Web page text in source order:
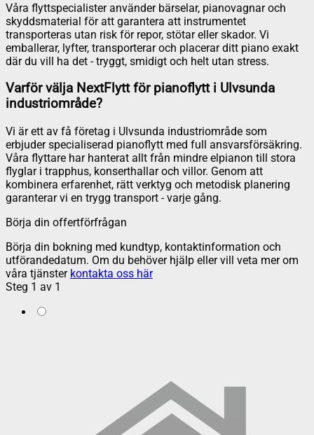
Våra flyttspecialister använder bärselar, pianovagnar och
skyddsmaterial för att garantera att instrumentet
transporteras utan risk för repor, stötar eller skador. Vi
emballerar, lyfter, transporterar och placerar ditt piano exakt
där du vill ha det - tryggt, smidigt och helt utan stress.
Varför välja NextFlytt för pianoflytt i Ulvsunda
industriområde?
Vi är ett av få företag i Ulvsunda industriområde som
erbjuder specialiserad pianoflytt med full ansvarsförsäkring.
Våra flyttare har hanterat allt från mindre elpianon till stora
flyglar i trapphus, konserthallar och villor. Genom att
kombinera erfarenhet, rätt verktyg och metodisk planering
garanterar vi en trygg transport - varje gång.
Börja din offertförfrågan
Börja din bokning med kundtyp, kontaktinformation och
utförandedatum. Om du behöver hjälp eller vill veta mer om
våra tjänster kontakta oss här
Steg 1 av 1